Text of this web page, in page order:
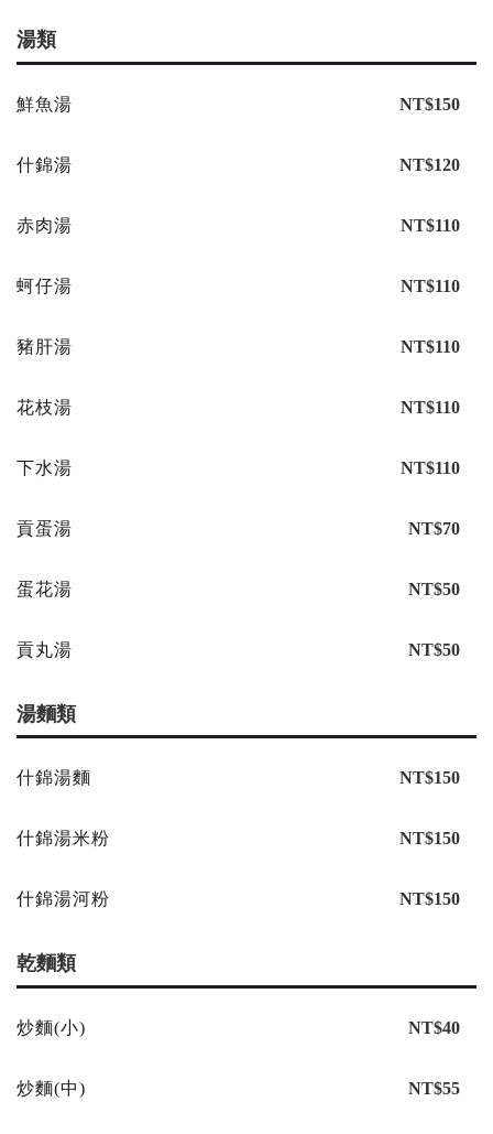
湯類
鮮魚湯 NT$150
什錦湯 NT$120
赤肉湯 NT$110
蚵仔湯 NT$110
豬肝湯 NT$110
花枝湯 NT$110
下水湯 NT$110
貢蛋湯 NT$70
蛋花湯 NT$50
貢丸湯 NT$50
湯麵類
什錦湯麵 NT$150
什錦湯米粉 NT$150
什錦湯河粉 NT$150
乾麵類
炒麵(小) NT$40
炒麵(中) NT$55